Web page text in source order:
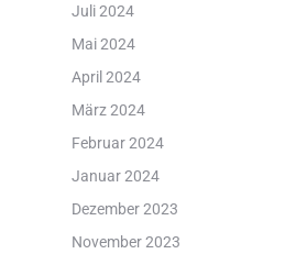
Juli 2024
Mai 2024
April 2024
März 2024
Februar 2024
Januar 2024
Dezember 2023
November 2023